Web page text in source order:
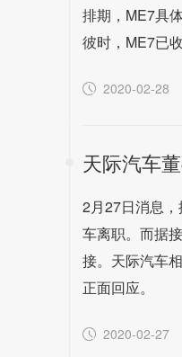
排期，ME7具
彼时，ME7已
2020-02-28
天际汽车
2月27日消息
车离职。而据
接。天际汽车
正面回应。
2020-02-27